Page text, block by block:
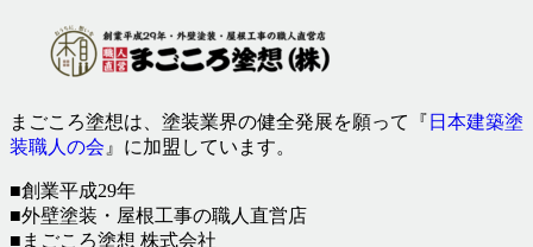
まごころ塗想は、塗装業界の健全発展を願って『 日本建築塗
装職人の会 』に加盟しています。
■創業平成29年
■外壁塗装・屋根工事の職人直営店
■まごころ塗想 株式会社